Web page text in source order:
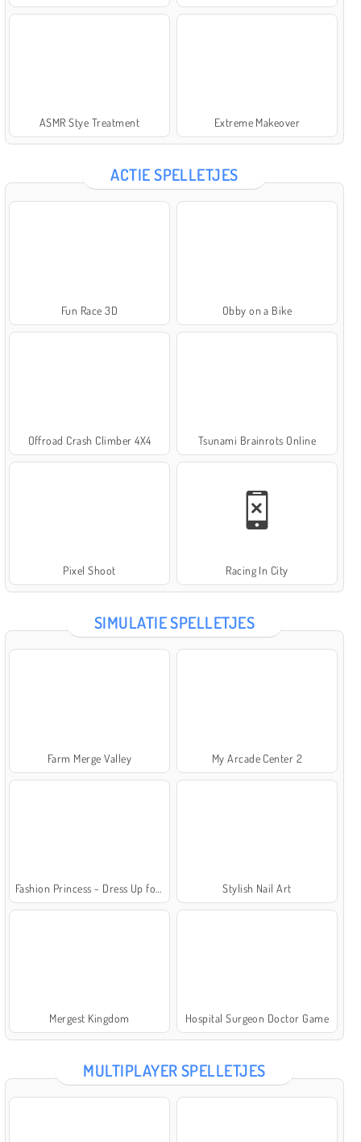
ASMR Stye Treatment Extreme Makeover
ACTIE SPELLETJES
Fun Race 3D Obby on a Bike
Offroad Crash Climber 4X4 Tsunami Brainrots Online
Pixel Shoot Racing In City
SIMULATIE SPELLETJES
Farm Merge Valley My Arcade Center 2
Stylish Nail Art
Mergest Kingdom Hospital Surgeon Doctor Game
MULTIPLAYER SPELLETJES